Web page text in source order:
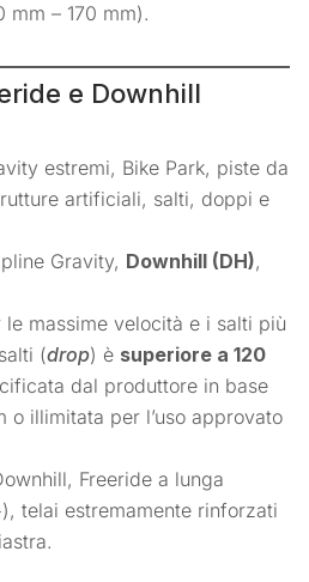
mm – 170 mm).
e Downhill
estremi, Bike Park, piste da
artificiali, salti, doppi e
Gravity, Downhill (DH),
le massime velocità e i salti più
(drop) è superiore a 120
dal produttore in base
o illimitata per l’uso approvato
Freeride a lunga
telai estremamente rinforzati